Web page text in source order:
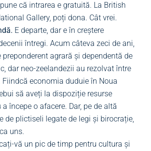
că intrarea e gratuită. La British
Gallery, poți dona. Cât vrei.
E departe, dar e în creștere
întregi. Acum câteva zeci de ani,
preponderent agrară și dependentă de
dar neo-zeelandezii au rezolvat între
economia duduie în Noua
să aveți la dispoziție resurse
începe o afacere. Dar, pe de altă
de plictiseli legate de legi și birocrație,
uns.
vă un pic de timp pentru cultura și